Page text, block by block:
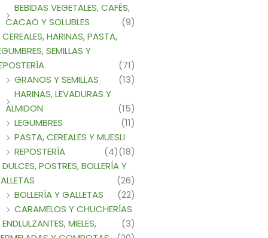
BEBIDAS VEGETALES, CAFÉS,
CACAO Y SOLUBLES
(9)
CEREALES, HARINAS, PASTA,
SEMILLAS Y
(71)
GRANOS Y SEMILLAS
(13)
HARINAS, LEVADURAS Y
ALMIDON
(15)
LEGUMBRES
(11)
PASTA, CEREALES Y MUESLI
(18)
REPOSTERÍA
(4)
DULCES, POSTRES, BOLLERÍA Y
(26)
BOLLERÍA Y GALLETAS
(22)
CARAMELOS Y CHUCHERÍAS
(3)
ENDLULZANTES, MIELES,